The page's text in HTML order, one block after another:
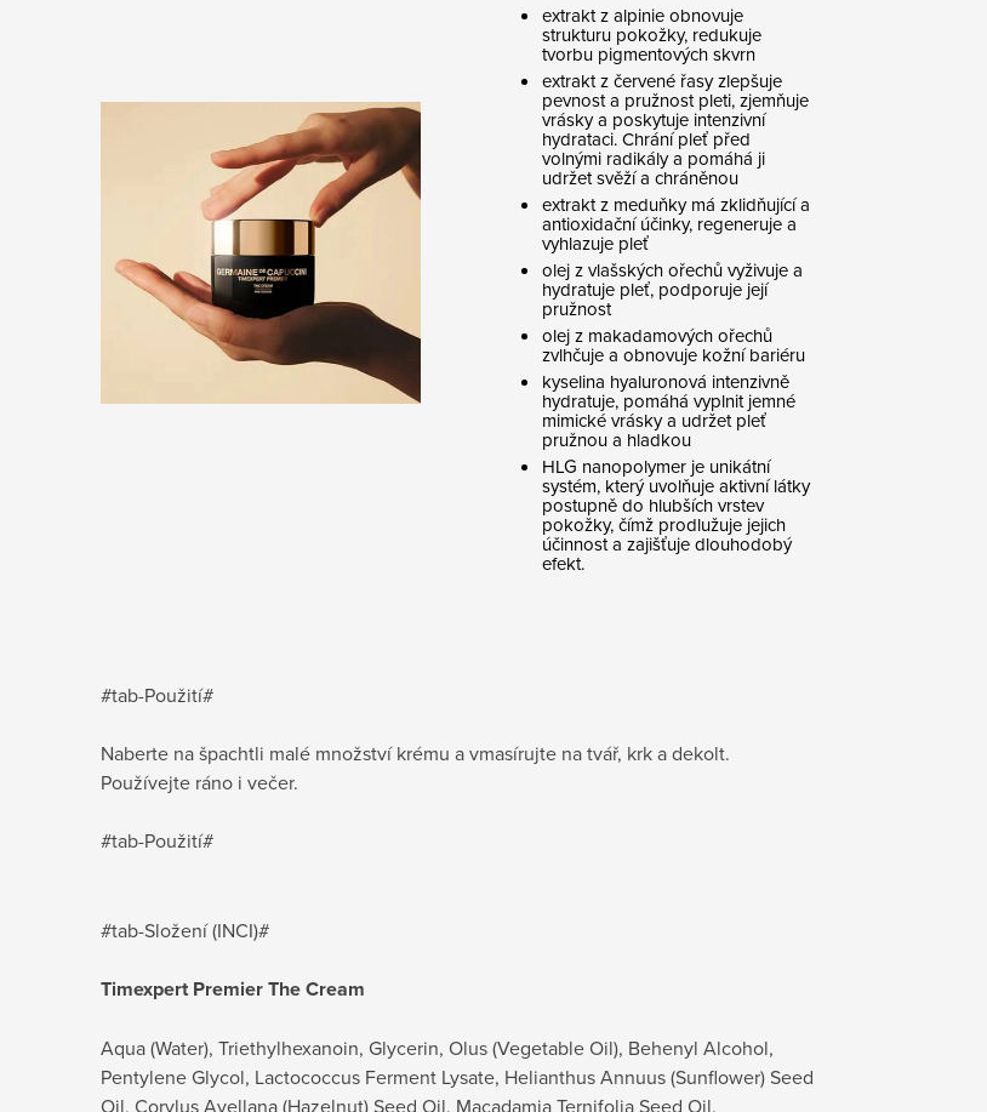
extrakt z alpinie obnovuje
strukturu pokožky, redukuje
tvorbu pigmentových skvrn
extrakt z červené řasy zlepšuje
pevnost a pružnost pleti, zjemňuje
vrásky a poskytuje intenzivní
hydrataci. Chrání pleť před
volnými radikály a pomáhá ji
udržet svěží a chráněnou
extrakt z meduňky má zklidňující a
antioxidační účinky, regeneruje a
vyhlazuje pleť
olej z vlašských ořechů vyživuje a
hydratuje pleť, podporuje její
pružnost
olej z makadamových ořechů
zvlhčuje a obnovuje kožní bariéru
kyselina hyaluronová intenzivně
hydratuje, pomáhá vyplnit jemné
mimické vrásky a udržet pleť
pružnou a hladkou
HLG nanopolymer je unikátní
systém, který uvolňuje aktivní látky
postupně do hlubších vrstev
pokožky, čímž prodlužuje jejich
účinnost a zajišťuje dlouhodobý
efekt.
#tab-Použití#
Naberte na špachtli malé množství krému a vmasírujte na tvář, krk a dekolt.
Používejte ráno i večer.
#tab-Použití#
#tab-Složení (INCI)#
Timexpert Premier The Cream
Aqua (Water), Triethylhexanoin, Glycerin, Olus (Vegetable Oil), Behenyl Alcohol,
Pentylene Glycol, Lactococcus Ferment Lysate, Helianthus Annuus (Sunflower) Seed
Oil, Corylus Avellana (Hazelnut) Seed Oil, Macadamia Ternifolia Seed Oil,